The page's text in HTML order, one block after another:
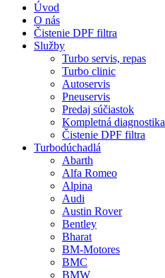
Úvod
O nás
Čistenie DPF filtra
Služby
Turbo servis, repas
Turbo clinic
Autoservis
Pneuservis
Predaj súčiastok
Kompletná diagnostika
Čistenie DPF filtra
Turbodúchadlá
Abarth
Alfa Romeo
Alpina
Audi
Austin Rover
Bentley
Bharat
BM-Motores
BMC
BMW